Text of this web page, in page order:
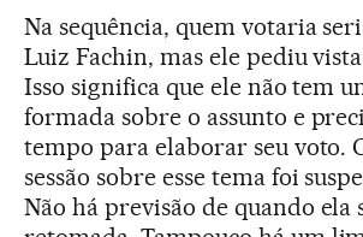
Na sequência, quem votaria
Luiz Fachin, mas ele pediu
Isso significa que ele não tem
formada sobre o assunto e
tempo para elaborar seu voto.
sessão sobre esse tema foi
Não há previsão de quando ela